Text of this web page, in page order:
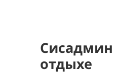
Сисадмин
отдыхе